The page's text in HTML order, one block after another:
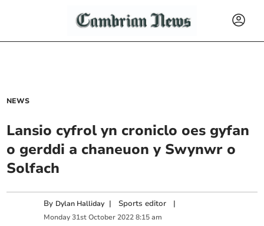
NEWS
Lansio cyfrol yn croniclo oes gyfan
o gerddi a chaneuon y Swynwr o
Solfach
By Dylan Halliday | Sports editor |
Monday 31st October 2022 8:15 am